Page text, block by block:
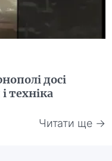
досі
техніка
Читати ще →